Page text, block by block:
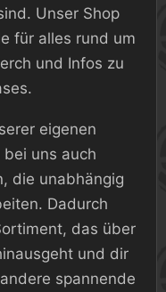
Unser Shop
für alles rund um
und Infos zu
eigenen
uns auch
die unabhängig
Dadurch
das über
und dir
spannende